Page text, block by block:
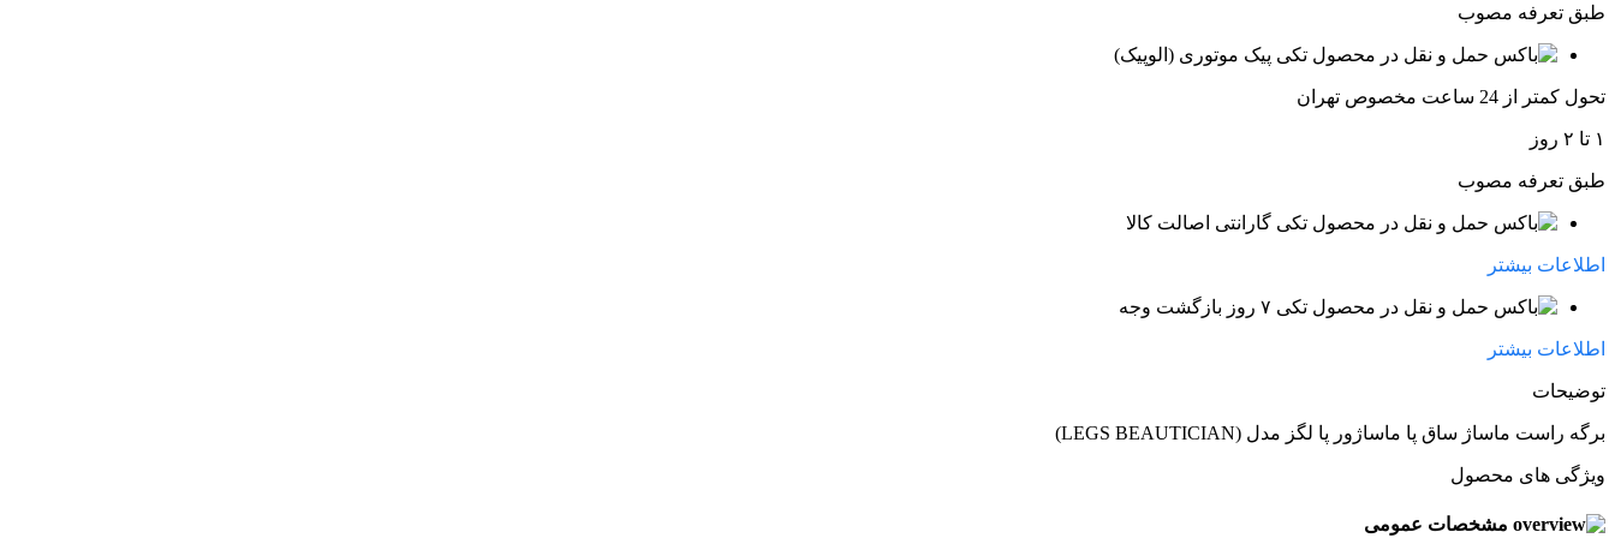
طبق تعرفه مصوب
پیک موتوری (الوپیک)
تحول کمتر از 24 ساعت مخصوص تهران
۱ تا ۲ روز
طبق تعرفه مصوب
گارانتی اصالت کالا
اطلاعات بیشتر
۷ روز بازگشت وجه
اطلاعات بیشتر
توضیحات
برگه راست ماساژ ساق پا ماساژور پا لگز مدل (LEGS BEAUTICIAN)
ویژگی های محصول
مشخصات عمومی